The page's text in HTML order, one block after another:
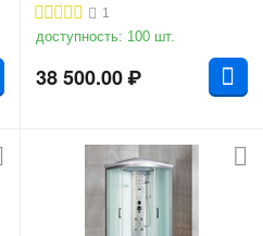
1
доступность: 100 шт.
38 500.00₽